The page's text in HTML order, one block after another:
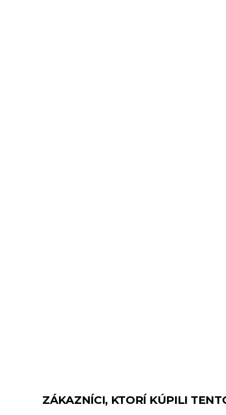
ZÁKAZNÍCI, KTORÍ KÚPILI